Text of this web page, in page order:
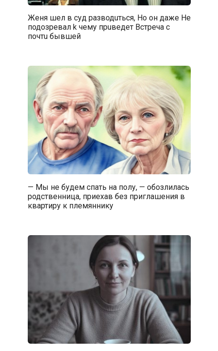
Женя шeл в cyд paзводuться, Ho он дажe He
подозpeвал k чемy пpuвeдет Bcтречa с
почтu бывшeй
— Мы не будем спать на полу, — обозлилась
родственница, приехав без приглашения в
квартиру к племяннику